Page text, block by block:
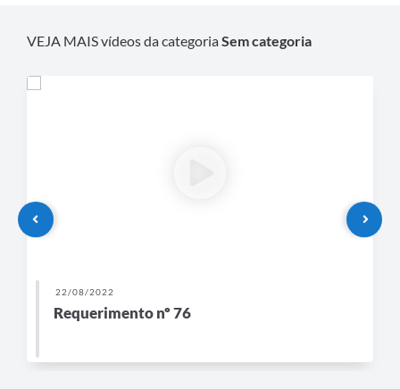
VEJA MAIS vídeos da categoriaSem categoria
22/08/2022
Requerimento nº 76